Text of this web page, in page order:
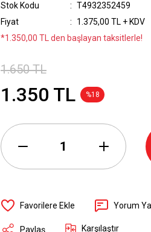
Stok Kodu
T4932352459
Fiyat
1.375,00 TL + KDV
*1.350,00 TL den başlayan taksitlerle!
1.650 TL
1.350 TL %18
Yorum
Paylaş Karşılaştır